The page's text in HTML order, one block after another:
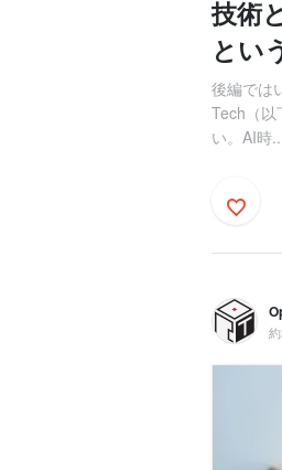
技術
とい
後編では
Tech（以
い。AI時